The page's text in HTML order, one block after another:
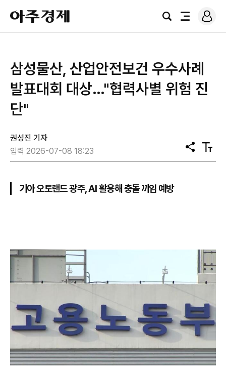
아
주
경
검
전
로
그
삼성물산, 산업안전보건 우수사례
발표대회 대상…"협력사별 위험 진
단"
권성진 기자
입력 2026-07-08 18:23
공
유
텍
스
기아 오토랜드 광주, AI 활용해 충돌 끼임 예방